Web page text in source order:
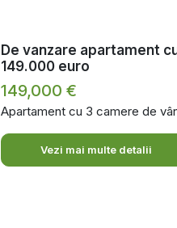
De vanzare apartament
149.000 euro
149,000 €
Apartament cu 3 camere de
Vezi mai multe detalii